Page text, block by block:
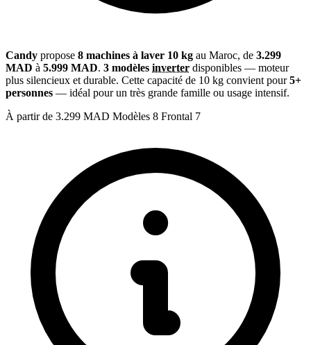
Candy propose 8 machines à laver 10 kg au Maroc, de 3.299
MAD à 5.999 MAD. 3 modèles inverter disponibles — moteur
plus silencieux et durable. Cette capacité de 10 kg convient pour5+
personnes — idéal pour un très grande famille ou usage intensif.
À partir de 3.299 MAD Modèles 8 Frontal 7